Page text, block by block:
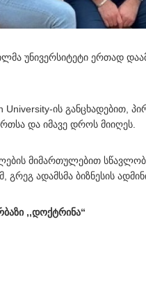
უნივერსიტეტი ერთად
University-ის განცხადებით,
და იმავე დროს მიიღეს.
მიმართულებით
ადამსმა ბიზნესის
,,დოქტრინა“